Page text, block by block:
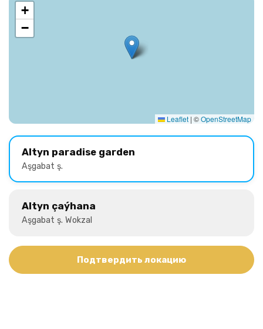
+
−
Leaflet | ©OpenStreetMap
Altyn paradise garden
Aşgabat ş.
Altyn çaýhana
Aşgabat ş. Wokzal
Подтвердить локацию